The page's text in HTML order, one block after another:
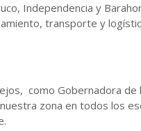
Independencia y
transporte y
como Gobernadora
zona en todos los